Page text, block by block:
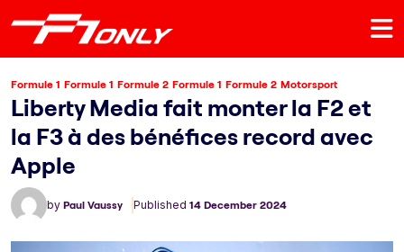
Formule 1 Formule 1 Formule 2 Formule 1 Formule 2 Motorsport
Liberty Media fait monter la F2 et
la F3 à des bénéfices record avec
Apple
by Paul Vaussy Published 14 December 2024